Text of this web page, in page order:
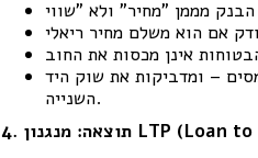
– ומדביקות את שוק היד
השנייה.